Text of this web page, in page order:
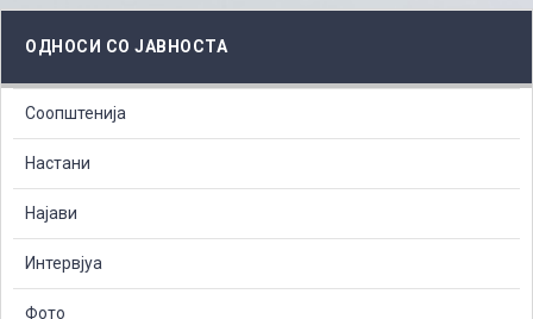
ОДНОСИ СО ЈАВНОСТА
Соопштенија
Настани
Најави
Интервјуа
Фото